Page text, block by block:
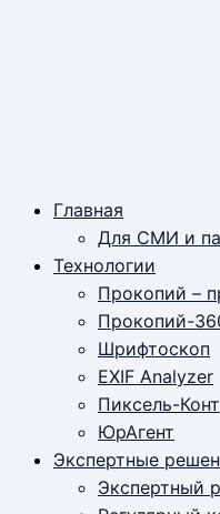
Главная
Для СМИ и
Технологии
Прокопий –
Прокопий-
Шрифтоскоп
EXIF Analyzer
Пиксель-
ЮрАгент
Экспертные
Экспертный